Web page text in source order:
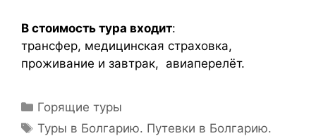
В стоимость тура входит:
трансфер, медицинская страховка,
проживание и завтрак, авиаперелёт.
Горящие туры
Туры в Болгарию. Путевки в Болгарию.